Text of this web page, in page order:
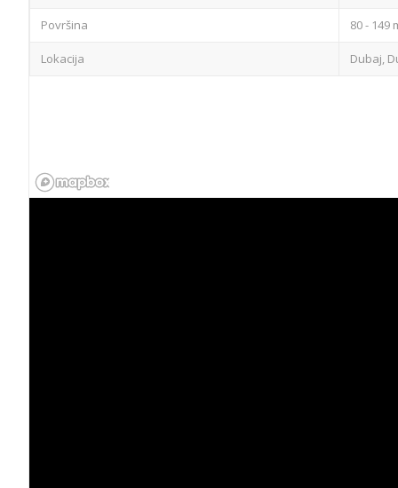
Površina 80 - 149
Lokacija Dubaj,